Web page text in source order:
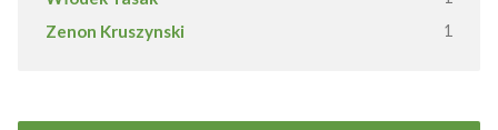
Zenon Kruszynski 1